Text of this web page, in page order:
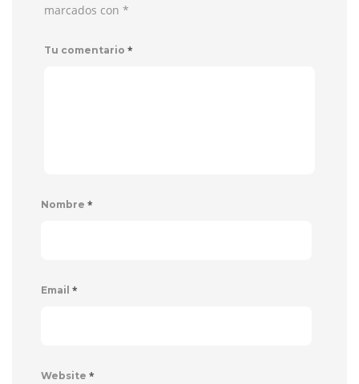
marcados con *
Tu comentario *
Nombre *
Email *
Website *